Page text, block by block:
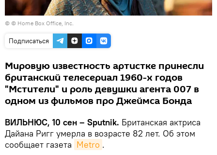
© © Home Box Office, Inc.
Подписаться
Мировую известность артистке принесли
британский телесериал 1960-х годов
"Мстители" и роль девушки агента 007 в
одном из фильмов про Джеймса Бонда
ВИЛЬНЮС, 10 сен – Sputnik. Британская актриса
Дайана Ригг умерла в возрасте 82 лет. Об этом
сообщает газета Metro .